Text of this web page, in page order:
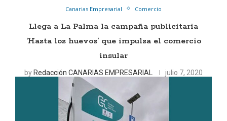
Canarias Empresarial Comercio
Llega a La Palma la campaña publicitaria
‘Hasta los huevos’ que impulsa el comercio
insular
byRedacción CANARIAS EMPRESARIAL julio 7, 2020